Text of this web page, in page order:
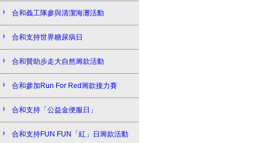
合和義工隊參與清潔海灘活動
合和支持世界糖尿病日
合和贊助步走大自然籌款活動
合和參加Run For Red籌款接力賽
合和支持「公益金便服日」
合和支持FUN FUN「紅」日籌款活動